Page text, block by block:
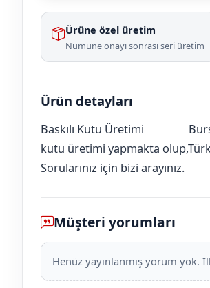
Ürüne özel üretim
Numune onayı sonrası seri üretim
Ürün detayları
Baskılı Kutu Üretimi
kutu üretimi yapmakta
Sorularınız için bizi arayınız.
Müşteri yorumları
Henüz yayınlanmış yorum yok.